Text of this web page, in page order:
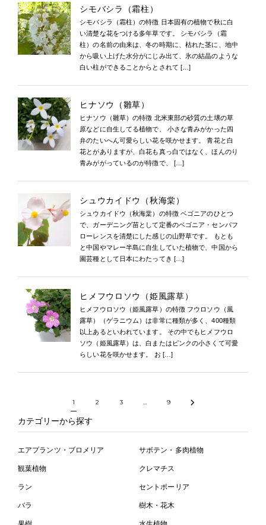
シモバシラ（霜柱）
シモバシラ（霜柱）の特徴 日本固有の植物で秋に白
い清楚な花をつける多年草です。 シモバシラ（霜
柱）の名前の由来は、冬の時期に、枯れた茎に、地中
から吸い上げた水分がにじみ出て、氷の結晶のような
白い柱ができることからとされて […]
ヒナソウ（雛草）
ヒナソウ（雛草）の特徴 北米東部の砂質の土壌の草
原などに自生してる植物で、 小さな青みがかった四
弁のたいへん可愛らしい花を咲かせます。 青花と白
花とがありますが、白花も真っ白ではなく、ほんのり
青みががっているのが特徴で、 […]
シュウカイドウ（秋海棠）
シュウカイドウ（秋海棠）の特徴 ベゴニアのひとつ
で、ガーデニング苗として定番のベゴニア・センパフ
ローレンスを清楚にした感じの山野草です。 もとも
と中国やマレー半島に自生していた植物で、中国から
園芸種として日本にわたってき […]
ヒメフウロソウ（姫風露草）
ヒメフウロソウ（姫風露草）の特徴 フウロソウ（風
露草）（ゲラニウム）は非常に種類が多く、400種類
以上あるといわれています。 その中でもヒメフウロ
ソウ（姫風露草）は、白またはピンクの小さくて可愛
らしい花を咲かせます。 お […]
1 2 3 … 9
カテゴリーから探す
エアプランツ・ブロメリア サボテン・多肉植物
観葉植物 クレマチス
ラン セントポーリア
バラ 樹木・花木